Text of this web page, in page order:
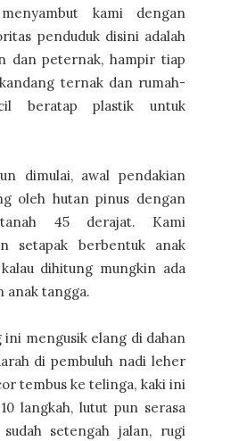
kami dengan
penduduk disini adalah
dan peternak, hampir tiap
ternak dan rumah-
beratap plastik untuk
dimulai, awal pendakian
oleh hutan pinus dengan
45 derajat. Kami
setapak berbentuk anak
dihitung mungkin ada
anak tangga.
ini mengusik elang di dahan
di pembuluh nadi leher
tembus ke telinga, kaki ini
langkah, lutut pun serasa
sudah setengah jalan, rugi